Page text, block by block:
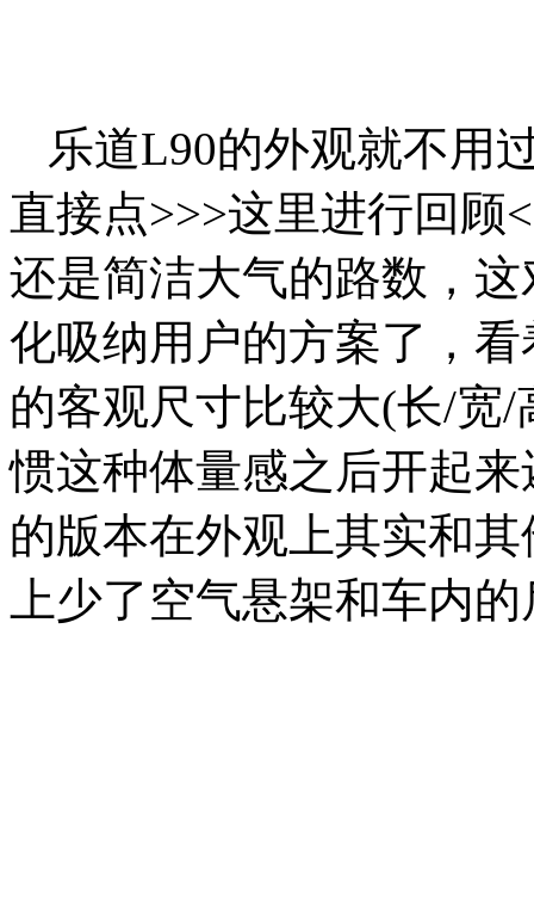
乐道L90的外观就不用
直接点>>>这里进行回顾
还是简洁大气的路数，
化吸纳用户的方案了，
的客观尺寸比较大(长/宽/
惯这种体量感之后开起
的版本在外观上其实和
上少了空气悬架和车内